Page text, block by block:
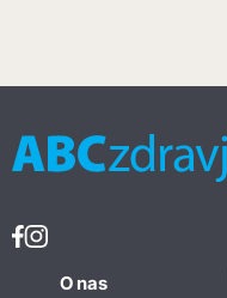
O nas